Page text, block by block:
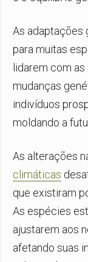
As adaptações
para muitas
lidarem com
mudanças
indivíduos
moldando a
As alterações
climáticas
que existiram
As espécies
ajustarem aos
afetando suas